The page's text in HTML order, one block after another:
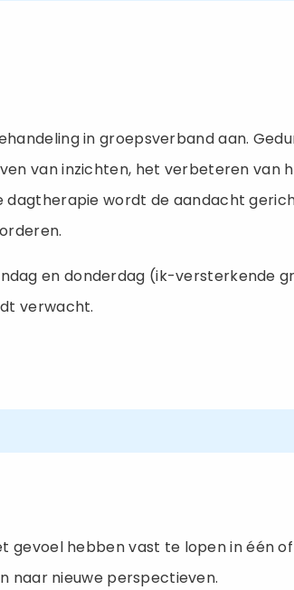
in groepsverband aan.
van inzichten, het verbeteren van
wordt de aandacht
en donderdag (ik-versterkende
verwacht.
gevoel hebben vast te lopen in één
naar nieuwe perspectieven.